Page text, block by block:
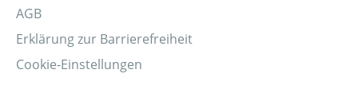
AGB
Erklärung zur Barrierefreiheit
Cookie-Einstellungen